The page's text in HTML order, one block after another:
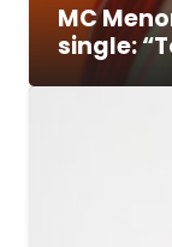
MC
single: